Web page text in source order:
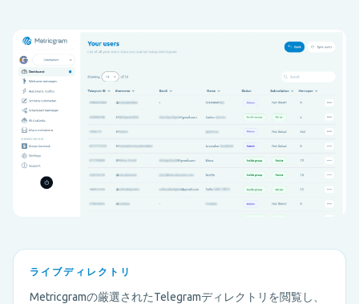
ライブディレクトリ
Metricgramの厳選されたTelegramディレクトリを閲覧し、